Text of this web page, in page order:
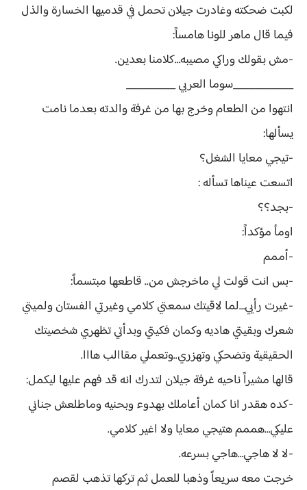
لكبت ضحكته وغادرت جيلان تحمل في قدميها الخسارة والذل
فيما قال ماهر للونا هامساً:
-مش بقولك وراكي مصيبه…كلامنا بعدين.
___________سوما العربي _________
انتهوا من الطعام وخرج بها من غرفة والدته بعدما نامت
يسألها:
-تيجي معايا الشغل؟
اتسعت عيناها تسأله :
-بجد؟؟
اومأ مؤكداً:
-أممم
-بس انت قولت لي ماخرجش من.. قاطعها مبتسماً:
-غيرت رأيي…لما لاقيتك سمعتي كلامي وغيرتي الفستان ولميتي
شعرك وبقيتي هاديه وكمان فكيتي وبدأتي تظهري شخصيتك
الحقيقية وتضحكي وتهزري..وتعملي مقاالب هااا.
قالها مشيراً ناحيه غرفة جيلان لتدرك انه قد فهم عليها ليكمل:
-كده هقدر انا كمان أعاملك بهدوء وبحنيه وماطلعش جناني
عليكي…هممم هتيجي معايا ولا اغير كلامي.
-لا لا هاجي…هاجي بسرعه.
خرجت معه سريعاً وذهبا للعمل ثم تركها تذهب لقصم